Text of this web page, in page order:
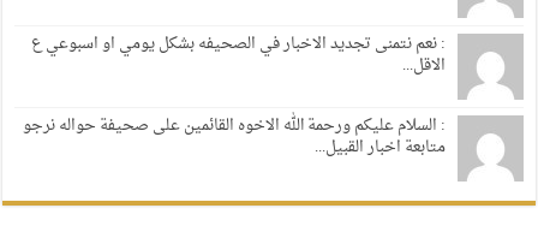
: نعم نتمنى تجديد الاخبار في الصحيفه بشكل يومي او اسبوعي ع
الاقل...
: السلام عليكم ورحمة الله الاخوه القائمين على صحيفة حواله نرجو
متابعة اخبار القبيل...